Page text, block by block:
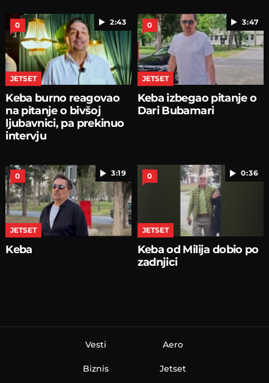
2:43
0
JETSET
Keba burno reagovao
na pitanje o bivšoj
ljubavnici, pa prekinuo
intervju
3:47
0
JETSET
Keba izbegao pitanje o
Dari Bubamari
3:19
0
JETSET
Keba
0:36
0
JETSET
Keba od Milija dobio po
zadnjici
Vesti
Biznis
Aero
Jetset